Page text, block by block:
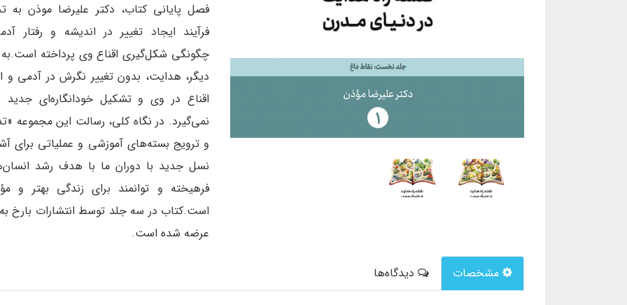
فصل پایانی کتاب، دکتر علیرضا موذن به
فرآیند ایجاد تغییر در اندیشه و رفتار
چگونگی شکل‌گیری اقناع وی پرداخته است.به
دیگر، هدایت، بدون تغییر نگرش در آدمی و
اقناع در وی و تشکیل خودانگاره‌ای
نمی‌گیرد. در نگاه کلی، رسالت این مجموعه
و ترویج بسته‌های آموزشی و عملیاتی برای
نسل جدید با دوران ما با هدف رشد
فرهیخته و توانمند برای زندگی بهتر و
است.کتاب در سه جلد توسط انتشارات بارخ به
عرضه شده است.
مشخصات دیدگاه‌ها